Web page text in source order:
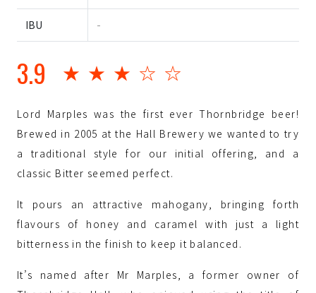
IBU -
3.9 ★★★☆☆
Lord Marples was the first ever Thornbridge beer!
Brewed in 2005 at the Hall Brewery we wanted to try
a traditional style for our initial offering, and a
classic Bitter seemed perfect.
It pours an attractive mahogany, bringing forth
flavours of honey and caramel with just a light
bitterness in the finish to keep it balanced.
It’s named after Mr Marples, a former owner of